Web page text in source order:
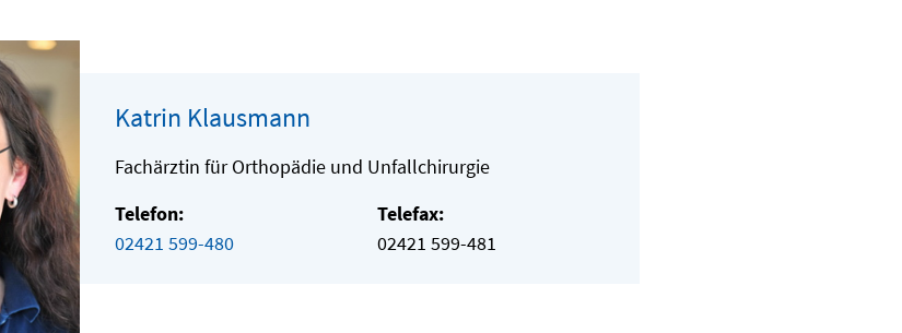
Katrin Klausmann
Fachärztin für Orthopädie und Unfallchirurgie
Telefon:
02421 599-480
Telefax:
02421 599-481